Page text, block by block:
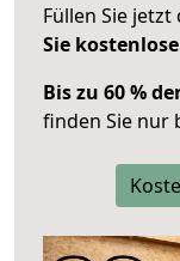
Füllen Sie
Sie
Bis zu 60 %
finden Sie nur